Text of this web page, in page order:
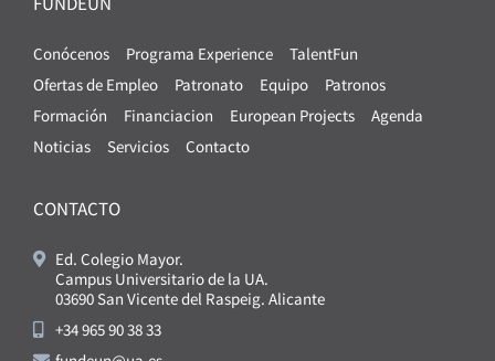
Conócenos Programa Experience
TalentFun
Ofertas de Empleo
Patronato Equipo
Patronos
Formación
Financiacion European Projects
Agenda
Noticias
Servicios Contacto
CONTACTO
Ed. Colegio Mayor.
Campus Universitario de la UA.
03690 San Vicente del Raspeig. Alicante
+34 965 90 38 33